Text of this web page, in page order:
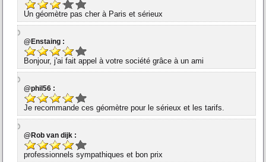
Un géomètre pas cher à Paris et sérieux
@Enstaing :
Bonjour, j'ai fait appel à votre société grâce à un ami
@phil56 :
Je recommande ces géomètre pour le sérieux et les tarifs.
@Rob van dijk :
professionnels sympathiques et bon prix